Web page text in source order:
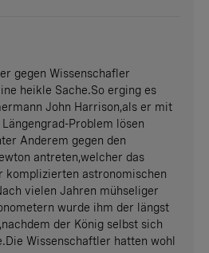
gegen Wissenschafler
heikle Sache.So erging es
John Harrison,als er mit
Problem lösen
Anderem gegen den
antreten,welcher das
komplizierten astronomischen
vielen Jahren mühseliger
wurde ihm der längst
der König selbst sich
Wissenschaftler hatten wohl